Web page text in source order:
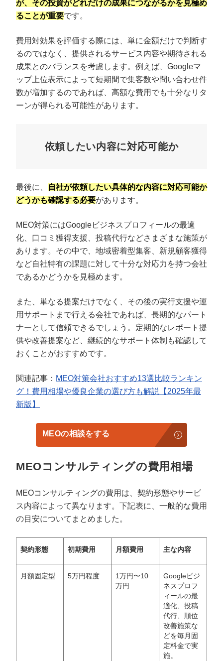
が、その投資がどれだけの成果につながるかを見極め
ることが重要です。
費用対効果を評価する際には、単に金額だけで判断す
るのではなく、提供されるサービス内容や期待される
成果とのバランスを考慮します。例えば、Googleマ
ップ上位表示によって短期間で集客数や問い合わせ件
数が増加するのであれば、高額な費用でも十分なリタ
ーンが得られる可能性があります。
依頼したい内容に対応可能か
最後に、
自社が依頼したい具体的な内容に対応可能か
どうかも確認する必要があります。
MEO対策にはGoogleビジネスプロフィールの最適
化、口コミ獲得支援、投稿代行などさまざまな施策が
あります。その中で、地域密着型集客、新規顧客獲得
など自社特有の課題に対して十分な対応力を持つ会社
であるかどうかを見極めます。
また、単なる提案だけでなく、その後の実行支援や運
用サポートまで行える会社であれば、長期的なパート
ナーとして信頼できるでしょう。定期的なレポート提
供や改善提案など、継続的なサポート体制も確認して
おくことがおすすめです。
関連記事： MEO対策会社おすすめ13選比較ランキン
グ！費用相場や優良企業の選び方も解説【2025年最
新版】
MEOの相談をする
MEOコンサルティングの費用相場
MEOコンサルティングの費用は、契約形態やサービ
ス内容によって異なります。下記表に、一般的な費用
の目安についてまとめました。
契約形態 初期費用 月額費用 主な内容
月額固定型 5万円程度
1万円〜10
万円
Googleビジ
ネスプロフ
ィールの最
適化、投稿
代行、順位
改善施策な
どを毎月固
定料金で実
施。